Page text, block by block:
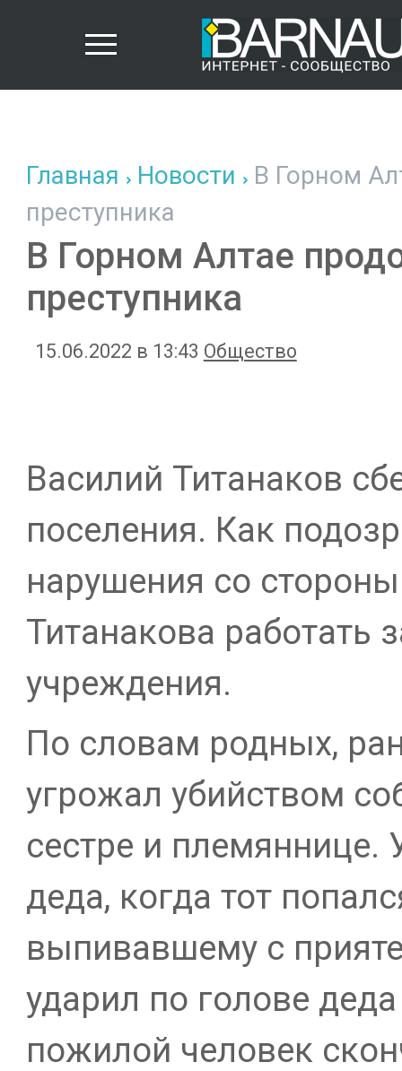
Главная Новости В Горном
преступника
В Горном Алтае
преступника
15.06.2022 в 13:43 Общество
Василий Титанаков
поселения. Как
нарушения со
Титанакова работать
учреждения.
По словам родных,
угрожал убийством
сестре и племяннице.
деда, когда тот
выпивавшему с
ударил по голове
пожилой человек